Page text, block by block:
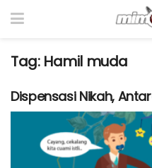
Tag: Hamil muda
Dispensasi Nikah,